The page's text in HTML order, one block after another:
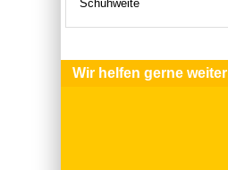
Schuhweite
Wir helfen gerne weiter